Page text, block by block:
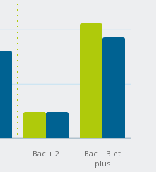
Bac + 2
Bac + 3 et
plus